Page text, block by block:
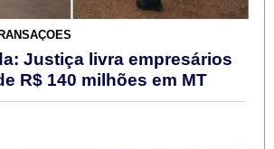
Justiça livra empresários
R$ 140 milhões em MT